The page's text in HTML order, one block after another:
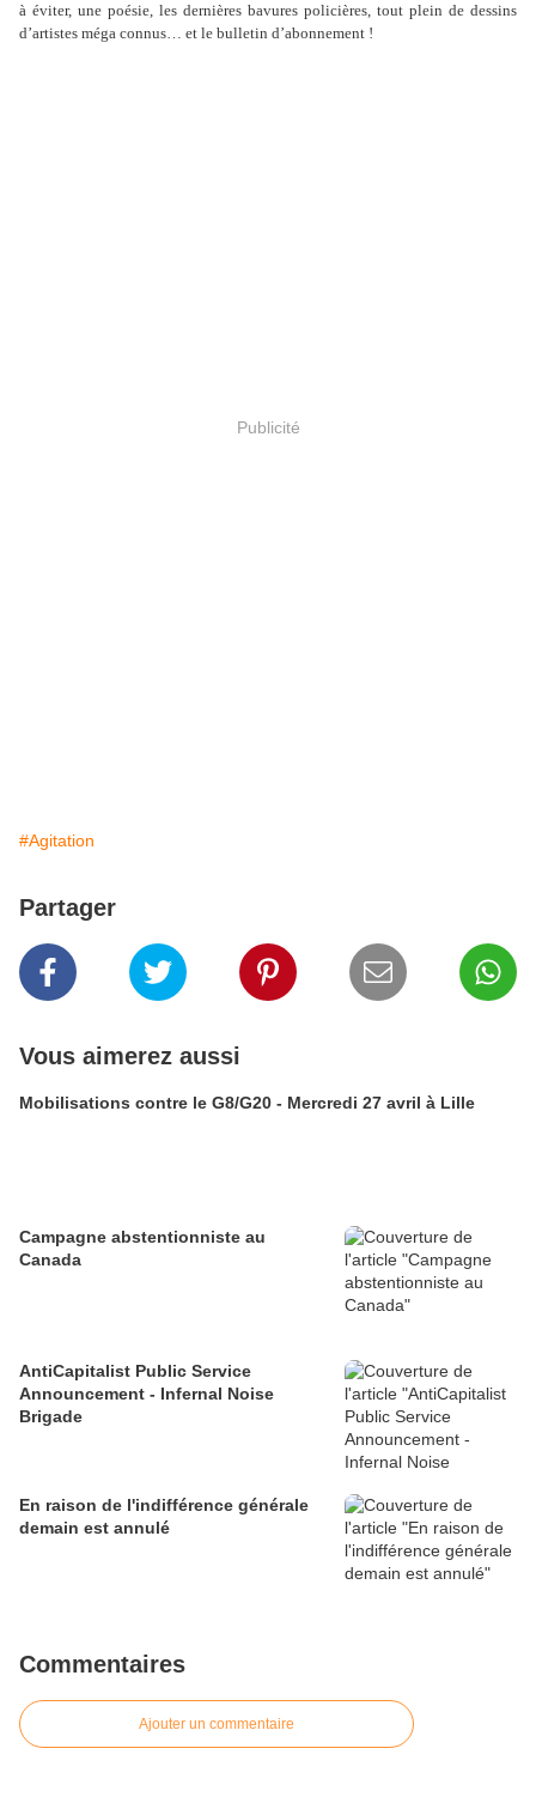
à éviter, une poésie, les dernières bavures policières, tout plein de dessins
d’artistes méga connus… et le bulletin d’abonnement !
Publicité
#Agitation
Partager
Vous aimerez aussi
Mobilisations contre le G8/G20 - Mercredi 27 avril à Lille
Campagne abstentionniste au
Canada
AntiCapitalist Public Service
Announcement - Infernal Noise
Brigade
En raison de l'indifférence générale
demain est annulé
Commentaires
Ajouter un commentaire